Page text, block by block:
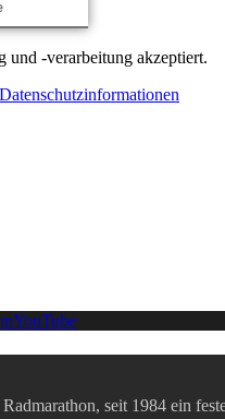
und -verarbeitung akzeptiert.
Datenschutzinformationen
YouTube
seit 1984 ein